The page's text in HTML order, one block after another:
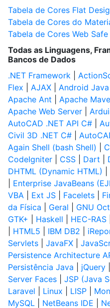
Tabela de Cores Flat
Tabela de Cores do
Tabela de Cores Web
Todas as Linguagens,
Bancos de Dados
.NET Framework
Flex
AJAX Android Java
Apache Ant
Apache
Apache Web Server
AutoCAD .NET API C#
Civil 3D .NET C#
Again Shell (bash Shell)
C
CodeIgniter
CSS Dart
DHTML (Dynamic HTML)
Enterprise JavaBeans
VBA
Ext JS Facelets
da Física
Geral GNU
GTK+
Haskell HEC-RAS
HTML5 IBM DB2
Servlets
JavaFX
Persistence Architecture
Persistência Java
jQuery
Server Faces
JSP (Java
Laravel
Linux LISP
MySQL
NetBeans IDE